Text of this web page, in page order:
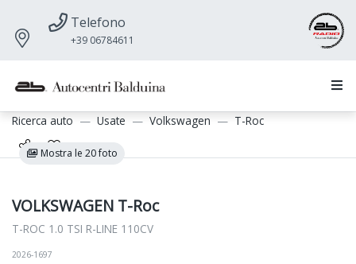
Telefono
+39 06784611
Ricerca auto Usate Volkswagen T-Roc
Mostra le 20 foto
VOLKSWAGEN T-Roc
T-ROC 1.0 TSI R-LINE 110CV
2026-1697